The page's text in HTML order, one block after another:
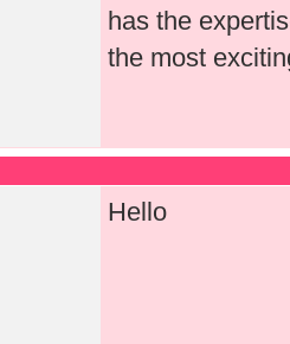
has the
the most
Hello